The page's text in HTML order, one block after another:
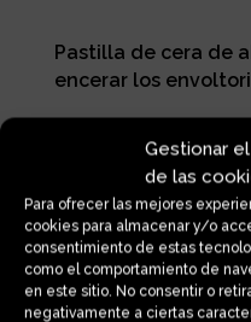
Gestionar
de las
Para ofrecer las mejores
cookies para almacenar y/o
consentimiento de estas
como el comportamiento de
en este sitio. No consentir o
negativamente a ciertas
Pastilla de cera de
encerar los
CERA
cantidad
Información adicional